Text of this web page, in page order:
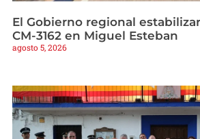
El Gobierno regional
CM-3162 en Miguel Esteban
agosto 5, 2026